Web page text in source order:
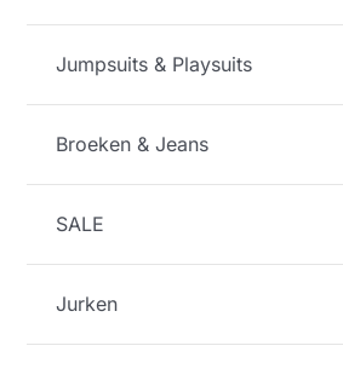
Jumpsuits & Playsuits
Broeken & Jeans
SALE
Jurken